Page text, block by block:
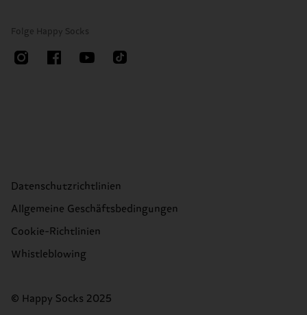
Folge Happy Socks
Datenschutzrichtlinien
Allgemeine Geschäftsbedingungen
Cookie-Richtlinien
Whistleblowing
© Happy Socks 2025